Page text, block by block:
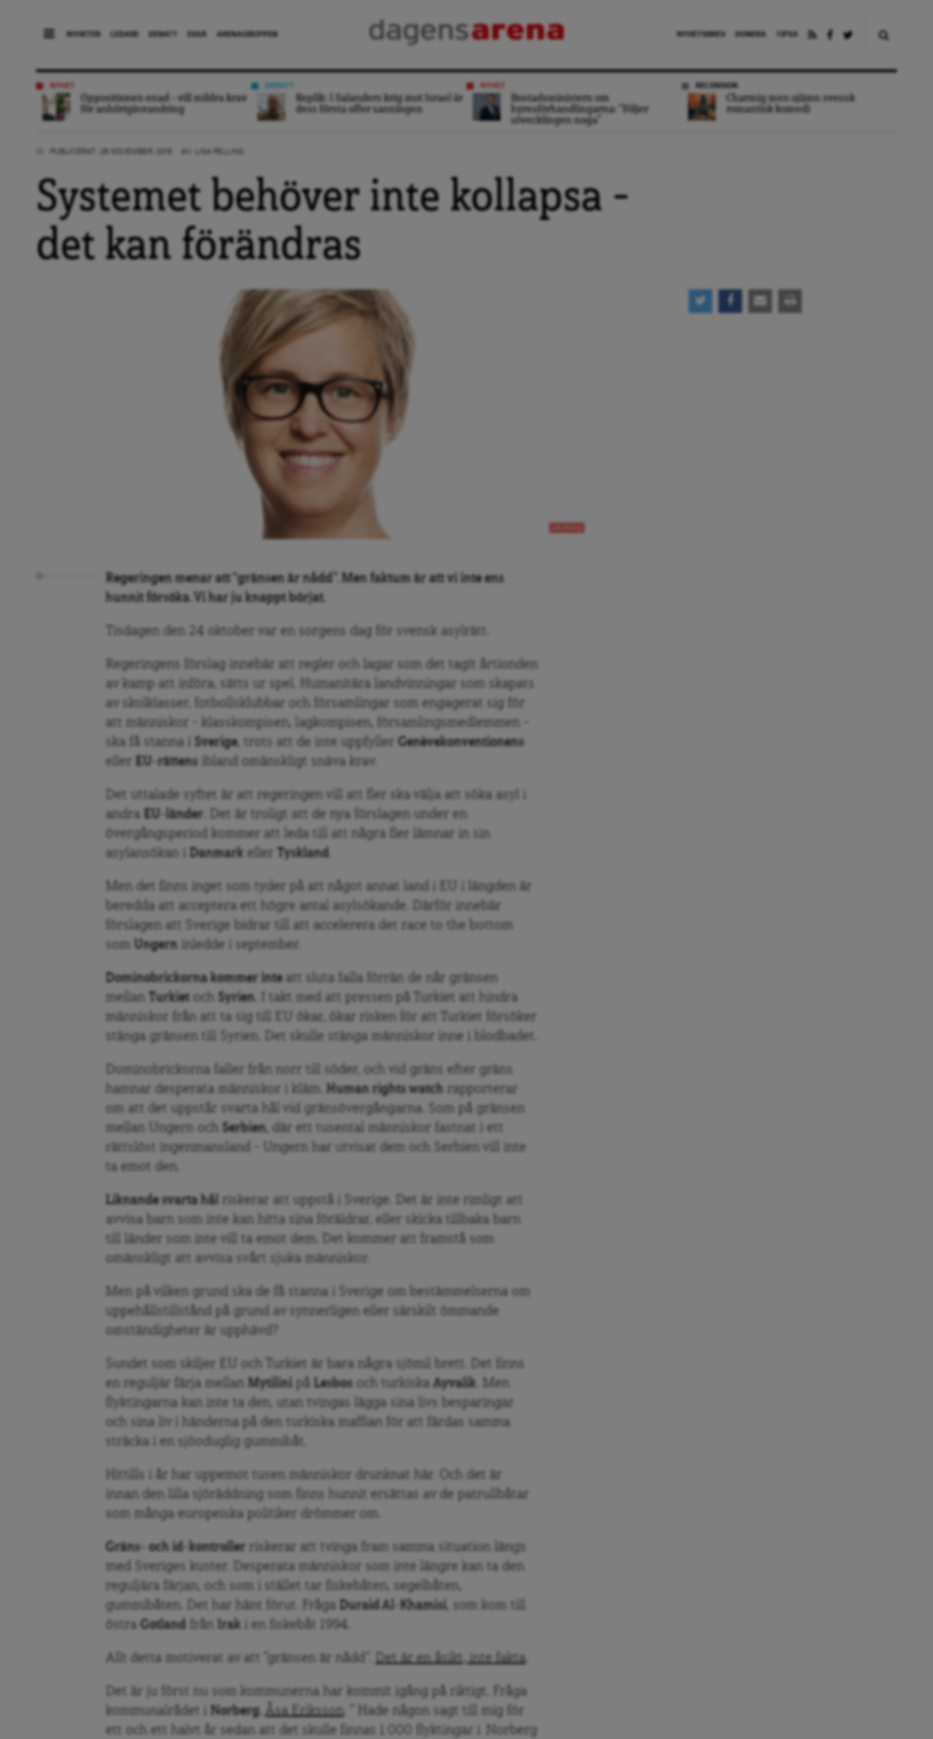
NYHETER LEDARE DEBATT ESSÄ ARENAGRUPPEN NYHETSBREV DONERA TIPSA
NYHET
Oppositionen enad – vill mildra krav
för anhöriginvandring
Replik: I Salanders krig mot Israel är
dess första offer sanningen
NYHET
Bostadsministern om
hyresförhandlingarna: ”Följer
utvecklingen noga”
RECENSION
Charmig men ojämn svensk
romantisk komedi
Systemet behöver inte kollapsa –
det kan förändras
Regeringen menar att “gränsen är nådd”. Men faktum är att vi inte ens
hunnit försöka. Vi har ju knappt börjat.
Tisdagen den 24 oktober var en sorgens dag för svensk asylrätt.
Regeringens förslag innebär att regler och lagar som det tagit årtionden
av kamp att införa, sätts ur spel. Humanitära landvinningar som skapats
av skolklasser, fotbollsklubbar och församlingar som engagerat sig för
att människor – klasskompisen, lagkompisen, församlingsmedlemmen –
ska få stanna i
Sverige, trots att de inte uppfyller Genèvekonventionens
eller
EU-rättens ibland omänskligt snäva krav.
Det uttalade syftet är att regeringen vill att fler ska välja att söka asyl i
andra EU-länder . Det är troligt att de nya förslagen under en
övergångsperiod kommer att leda till att några fler lämnar in sin
asylansökan i
Danmark eller Tyskland
Men det finns inget som tyder på att något annat land i EU i längden är
beredda att acceptera ett högre antal asylsökande. Därför innebär
förslagen att Sverige bidrar till att accelerera det race to the bottom
Ungern inledde i september.
Dominobrickorna kommer inte att sluta falla förrän de når gränsen
mellan Turkiet och Syrien . I takt med att pressen på Turkiet att hindra
människor från att ta sig till EU ökar, ökar risken för att Turkiet försöker
stänga gränsen till Syrien. Det skulle stänga människor inne i blodbadet.
Dominobrickorna faller från norr till söder, och vid gräns efter gräns
hamnar desperata människor i kläm. Human rights watch rapporterar
om att det uppstår svarta hål vid gränsövergångarna. Som på gränsen
mellan Ungern och
Serbien, där ett tusental människor fastnat i ett
rättslöst ingenmansland – Ungern har utvisat dem och Serbien vill inte
ta emot den.
Liknande svarta hål
riskerar att uppstå i Sverige. Det är inte rimligt att
avvisa barn som inte kan hitta sina föräldrar, eller skicka tillbaka barn
till länder som inte vill ta emot dem. Det kommer att framstå som
omänskligt att avvisa svårt sjuka människor.
Men på vilken grund ska de få stanna i Sverige om bestämmelserna om
uppehållstillstånd på grund av synnerligen eller särskilt ömmande
omständigheter är upphävd?
Sundet som skiljer EU och Turkiet är bara några sjömil brett. Det finns
en reguljär färja mellan Mytilini Lesbos och turkiska Ayvalik
. Men
flyktingarna kan inte ta den, utan tvingas lägga sina livs besparingar
och sina liv i händerna på den turkiska maffian för att färdas samma
sträcka i en sjöoduglig gummibåt.
Hittills i år har uppemot tusen människor drunknat här. Och det är
innan den lilla sjöräddning som finns hunnit ersättas av de patrullbåtar
som många europeiska politiker drömmer om.
Gräns- och id-kontroller riskerar att tvinga fram samma situation längs
med Sveriges kuster. Desperata människor som inte längre kan ta den
reguljära färjan, och som i stället tar fiskebåten, segelbåten,
gummibåten. Det har hänt förut. Fråga Duraid Al-Khamisi
, som kom till
östra Gotland Irak i en fiskebåt 1994.
Allt detta motiverat av att ”gränsen är nådd”. Det är en åsikt, inte fakta.
Det är ju först nu som kommunerna har kommit igång på riktigt. Fråga
kommunalrådet i Norberg ,Åsa Eriksson. ” Hade någon sagt till mig för
ett och ett halvt år sedan att det skulle finnas 1 000 flyktingar i Norberg